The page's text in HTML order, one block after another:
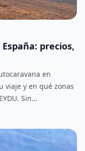
precios,
en
viaje y en qué zonas
Sin